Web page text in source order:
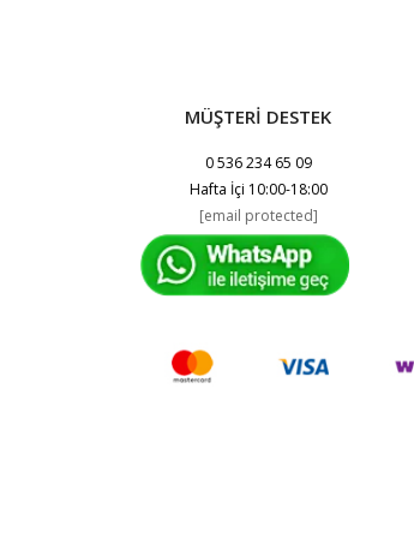
MÜŞTERİ DESTEK
0 536 234 65 09
Hafta İçi 10:00-18:00
[email protected]